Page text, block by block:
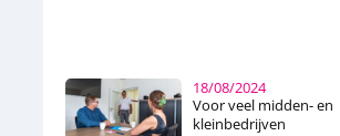
18/08/2024
Voor veel midden- en
kleinbedrijven